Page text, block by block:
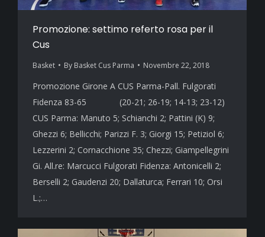
Promozione: settimo referto rosa per il
Cus
Basket By Basket Cus Parma Novembre 22, 2018
Promozione Girone A CUS Parma-Pall. Fulgorati
Fidenza 83-65 (20-21; 26-19; 14-13; 23-12)
CUS Parma: Manuto 5; Schianchi 2; Pattini (K) 9;
Ghezzi 6; Bellicchi; Parizzi F. 3; Giorgi 15; Petiziol 6;
Lezzerini 2; Cornacchione 35; Chezzi; Giampellegrini
Gi. All.re: Marcucci Fulgorati Fidenza: Antonicelli 2;
Berselli 2; Gaudenzi 20; Dallaturca; Ferrari 10; Orsi
L.;…